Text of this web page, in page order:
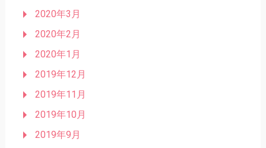
2020年3月
2020年2月
2020年1月
2019年12月
2019年11月
2019年10月
2019年9月